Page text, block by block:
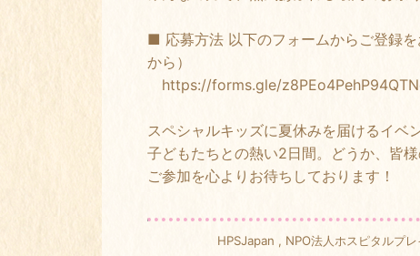
■ 応募方法 以下のフォームからご登録
から）
https://forms.gle/
スペシャルキッズに夏休みを届けるイベン
子どもたちとの熱い2日間。どうか、皆様
ご参加を心よりお待ちしております！
HPSJapan , NPO法人ホスピタルプ